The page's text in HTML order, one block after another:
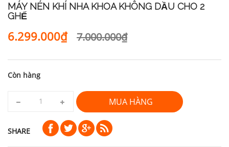
MÁY NÉN KHÍ NHA KHOA KHÔNG DẦU CHO 2
GHẾ
6.299.000₫ 7.000.000₫
Còn hàng
MUA HÀNG
SHARE